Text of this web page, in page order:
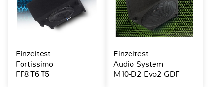
Einzeltest
Fortissimo
FF8 T6 T5
Einzeltest
Audio System
M10-D2 Evo2 GDF